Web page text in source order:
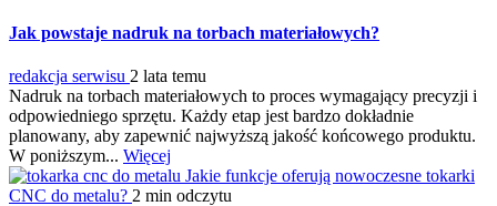
Jak powstaje nadruk na torbach materiałowych?
redakcja serwisu 2 lata temu
Nadruk na torbach materiałowych to proces wymagający precyzji i
odpowiedniego sprzętu. Każdy etap jest bardzo dokładnie
planowany, aby zapewnić najwyższą jakość końcowego produktu.
W poniższym... Więcej
Jakie funkcje oferują nowoczesne tokarki
CNC do metalu? 2 min odczytu